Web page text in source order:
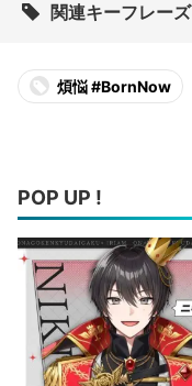
関連キーフレーズ
煩悩 #BornNow
POP UP !